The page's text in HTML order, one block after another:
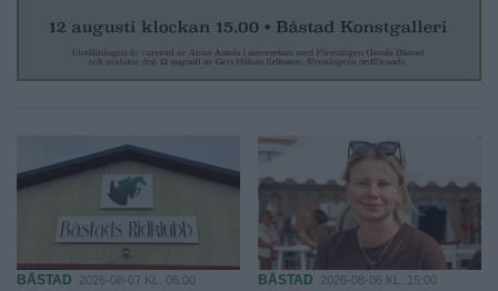
BÅSTAD 2026-08-07 KL. 06:00 BÅSTAD 2026-08-06 KL. 15:00